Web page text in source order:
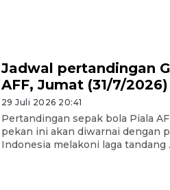
Jadwal pertandingan
AFF, Jumat (31/7/2026)
29 Juli 2026 20:41
Pertandingan sepak bola Piala
pekan ini akan diwarnai dengan
Indonesia melakoni laga tandang